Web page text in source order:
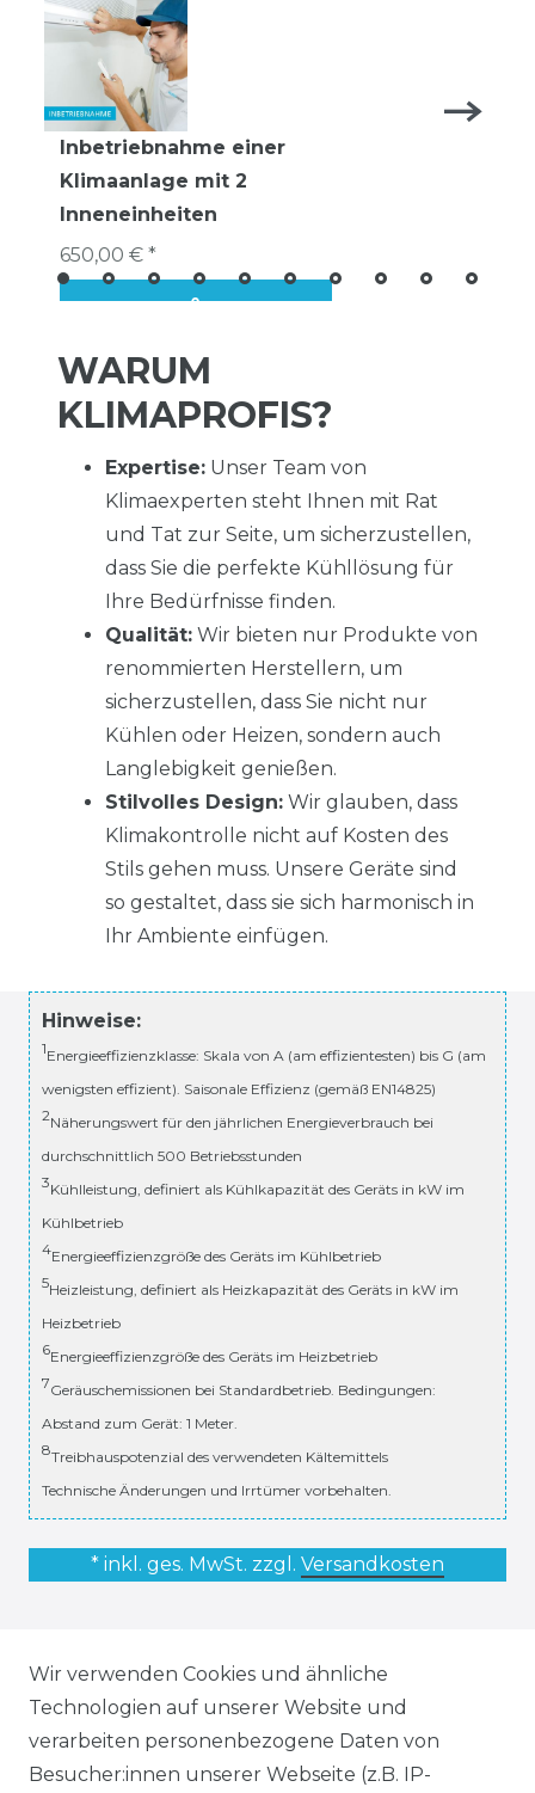
Inbetriebnahme einer
Klimaanlage mit 2
Inneneinheiten
650,00 € *
WARUM
KLIMAPROFIS?
Expertise: Unser Team von
Klimaexperten steht Ihnen mit Rat
und Tat zur Seite, um sicherzustellen,
dass Sie die perfekte Kühllösung für
Ihre Bedürfnisse finden.
Qualität: Wir bieten nur Produkte von
renommierten Herstellern, um
sicherzustellen, dass Sie nicht nur
Kühlen oder Heizen, sondern auch
Langlebigkeit genießen.
Stilvolles Design: Wir glauben, dass
Klimakontrolle nicht auf Kosten des
Stils gehen muss. Unsere Geräte sind
so gestaltet, dass sie sich harmonisch in
Ihr Ambiente einfügen.
Hinweise:
1Energieeffizienzklasse: Skala von A (am effizientesten) bis G (am
wenigsten effizient). Saisonale Effizienz (gemäß EN14825)
2Näherungswert für den jährlichen Energieverbrauch bei
durchschnittlich 500 Betriebsstunden
3Kühlleistung, definiert als Kühlkapazität des Geräts in kW im
Kühlbetrieb
4Energieeffizienzgröße des Geräts im Kühlbetrieb
5Heizleistung, definiert als Heizkapazität des Geräts in kW im
Heizbetrieb
6Energieeffizienzgröße des Geräts im Heizbetrieb
7Geräuschemissionen bei Standardbetrieb. Bedingungen:
Abstand zum Gerät: 1 Meter.
8Treibhauspotenzial des verwendeten Kältemittels
Technische Änderungen und Irrtümer vorbehalten.
* inkl. ges. MwSt. zzgl. Versandkosten
AGB
IMPRESSUM
Wir verwenden Cookies und ähnliche
Technologien auf unserer Website und
verarbeiten personenbezogene Daten von
Besucher:innen unserer Webseite (z.B. IP-